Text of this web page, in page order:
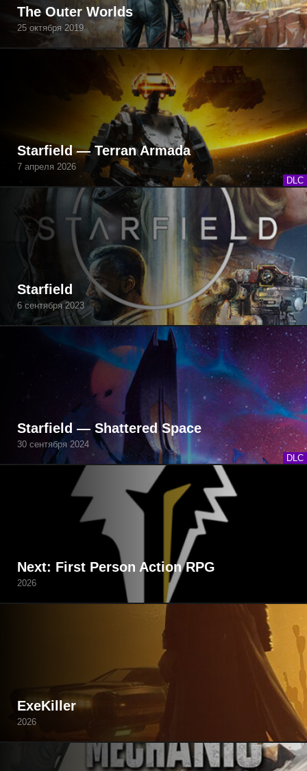
The Outer Worlds
25 октября 2019
DLC
Starfield — Terran Armada
7 апреля 2026
Starfield
6 сентября 2023
DLC
Starfield — Shattered Space
30 сентября 2024
Next: First Person Action RPG
2026
ExeKiller
2026